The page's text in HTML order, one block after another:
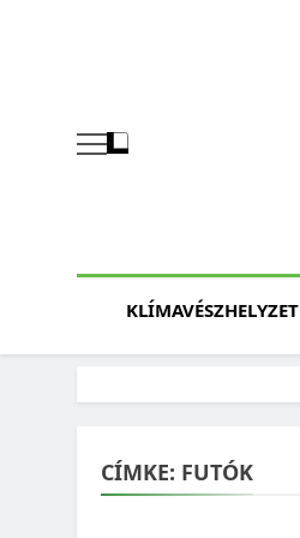
KLÍMAVÉSZHELYZET
CÍMKE: FUTÓK